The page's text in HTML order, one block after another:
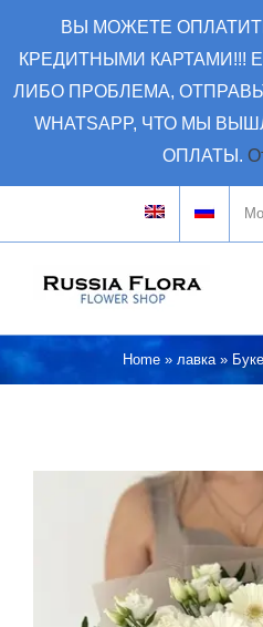
ВЫ МОЖЕТЕ
КРЕДИТНЫМИ КАРТАМИ!!!
ЛИБО ПРОБЛЕМА,
WHATSAPP, ЧТО МЫ
ОПЛАТЫ.
Home» лавка»